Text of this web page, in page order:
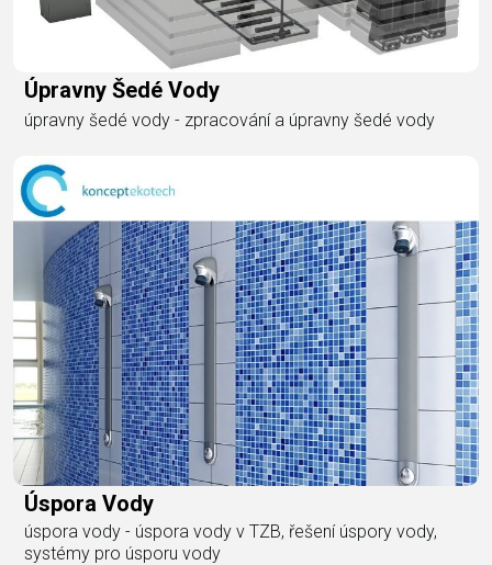
Úpravny Šedé Vody
úpravny šedé vody - zpracování a úpravny šedé vody
Úspora Vody
úspora vody - úspora vody v TZB, řešení úspory vody,
systémy pro úsporu vody